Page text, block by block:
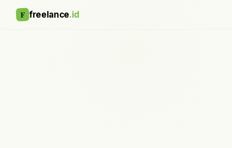
F freelance.id